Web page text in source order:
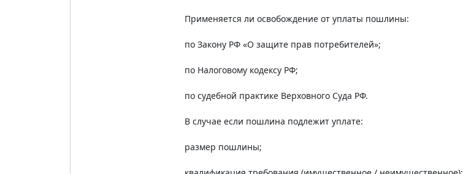
Применяется ли освобождение от уплаты пошлины:
по Закону РФ «О защите прав потребителей»;
по Налоговому кодексу РФ;
по судебной практике Верховного Суда РФ.
В случае если пошлина подлежит уплате:
размер пошлины;